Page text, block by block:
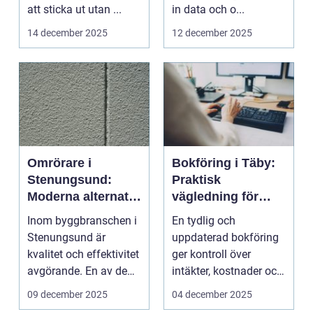
att sticka ut utan ...
14 december 2025
in data och o...
12 december 2025
Omrörare i
Stenungsund:
Moderna alternativ
för betong
Inom byggbranschen i
Stenungsund är
kvalitet och effektivitet
avgörande. En av de
mest fun...
09 december 2025
Bokföring i Täby:
Praktisk
vägledning för
lokala företag
En tydlig och
uppdaterad bokföring
ger kontroll över
intäkter, kostnader och
skatt, o...
04 december 2025